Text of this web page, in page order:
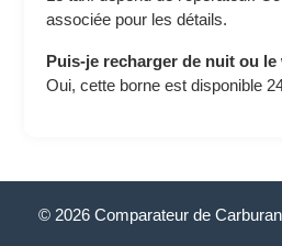
associée pour les détails.
Puis-je recharger de nuit ou le
Oui, cette borne est disponible
© 2026 Comparateur de